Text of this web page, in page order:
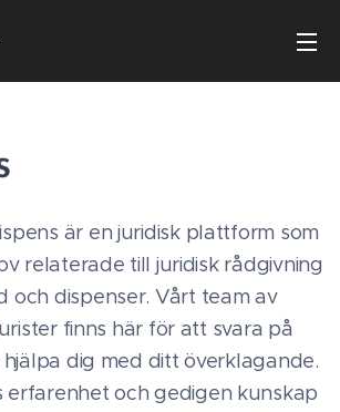
är en juridisk plattform som
relaterade till juridisk rådgivning
och dispenser. Vårt team av
finns här för att svara på
dig med ditt överklagande.
erfarenhet och gedigen kunskap